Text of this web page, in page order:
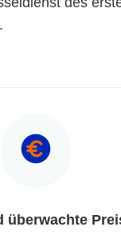
überwachte